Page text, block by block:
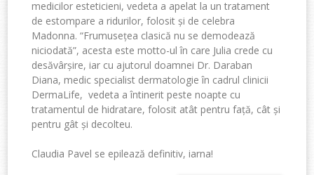
medicilor esteticieni, vedeta a apelat la un tratament
de estompare a ridurilor, folosit și de celebra
Madonna. “Frumusețea clasică nu se demodează
niciodată”, acesta este motto-ul în care Julia crede cu
desăvârșire, iar cu ajutorul doamnei Dr. Daraban
Diana, medic specialist dermatologie în cadrul clinicii
DermaLife, vedeta a întinerit peste noapte cu
tratamentul de hidratare, folosit atât pentru față, cât și
pentru gât și decolteu.
Claudia Pavel se epilează definitiv, iarna!